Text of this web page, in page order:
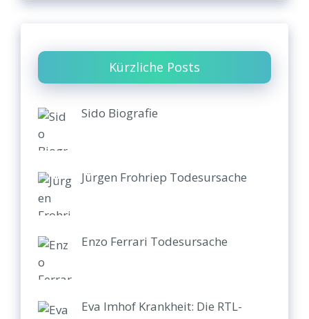
Kürzliche Posts
Sido Biografie
Jürgen Frohriep Todesursache
Enzo Ferrari Todesursache
Eva Imhof Krankheit: Die RTL-